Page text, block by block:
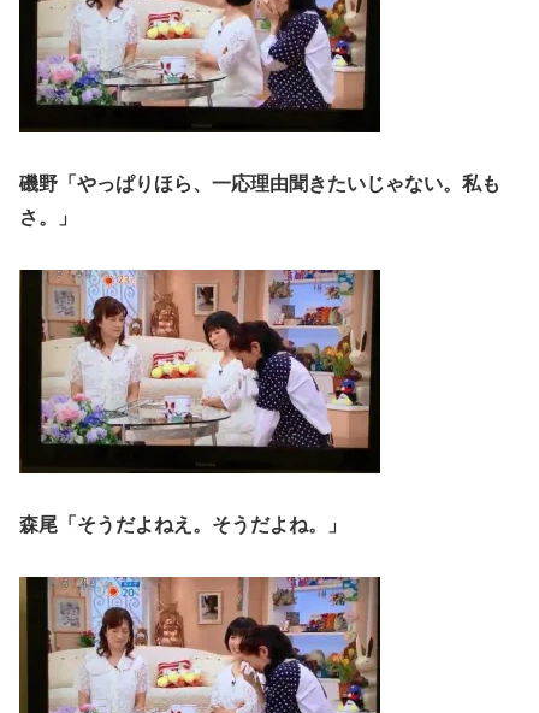
磯野「やっぱりほら、一応理由聞きたいじゃない。私も
さ。」
森尾「そうだよねえ。そうだよね。」